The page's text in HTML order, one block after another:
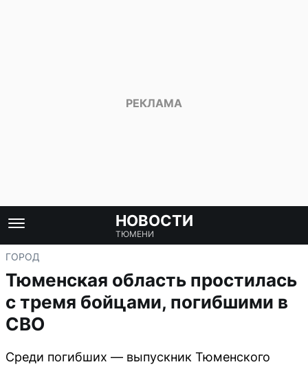
НОВОСТИ
ТЮМЕНИ
ГОРОД
Тюменская область простилась
с тремя бойцами, погибшими в
СВО
Среди погибших — выпускник Тюменского